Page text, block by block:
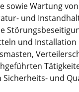
sowie Wartung
und
und Installation
und